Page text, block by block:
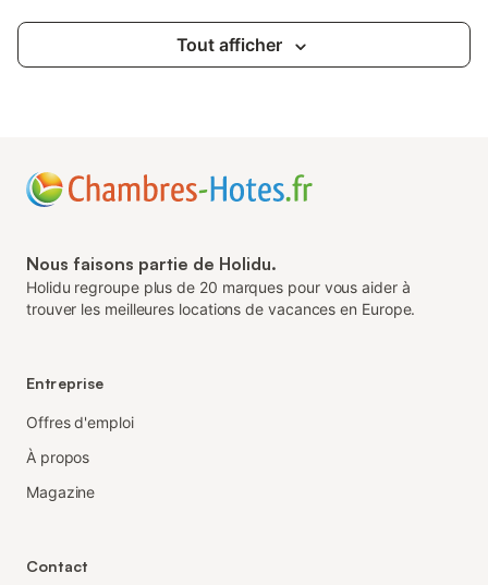
Tout afficher
Nous faisons partie de Holidu.
Holidu regroupe plus de 20 marques pour vous aider à
trouver les meilleures locations de vacances en Europe.
Entreprise
Offres d'emploi
À propos
Magazine
Contact